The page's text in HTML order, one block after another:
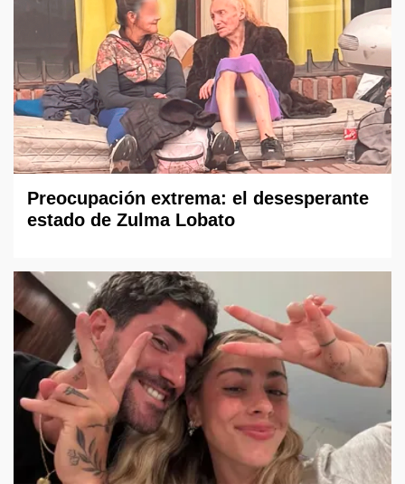
Preocupación extrema: el desesperante
estado de Zulma Lobato